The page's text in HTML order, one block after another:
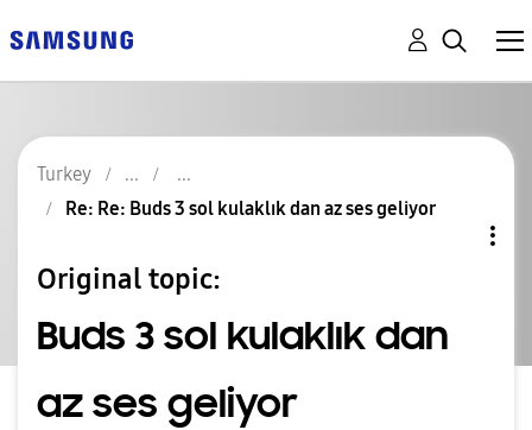
Turkey
Re: Re: Buds 3 sol kulaklık dan az ses geliyor
Original topic:
Buds 3 sol kulaklık dan
az ses geliyor